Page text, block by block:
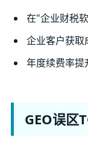
在"企业财税
企业客户获取
年度续费率提
GEO误区